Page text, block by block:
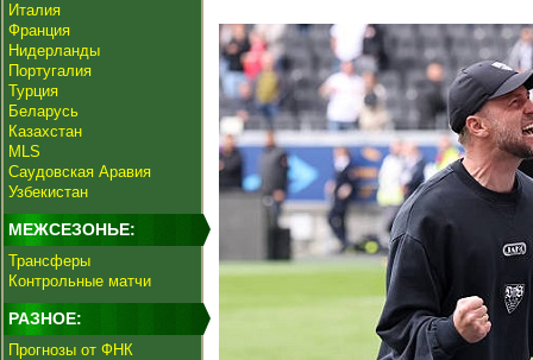
Италия
Франция
Нидерланды
Португалия
Турция
Беларусь
Казахстан
MLS
Саудовская Аравия
Узбекистан
МЕЖСЕЗОНЬЕ:
Трансферы
Контрольные матчи
РАЗНОЕ:
Прогнозы от ФНК